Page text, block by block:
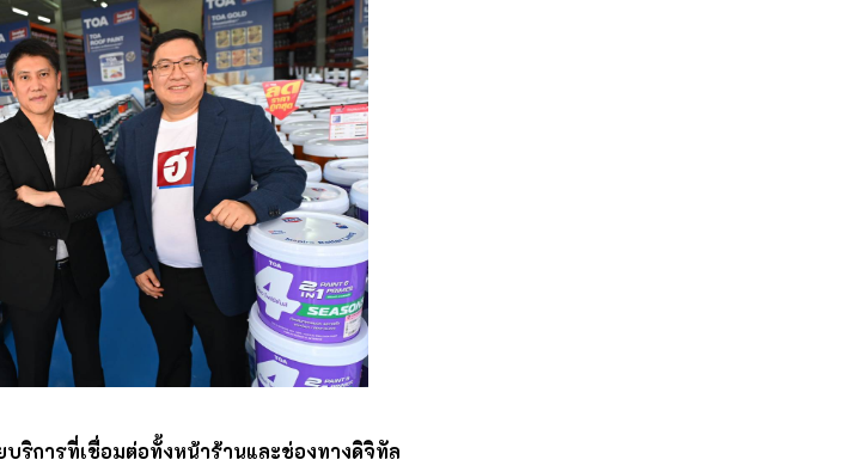
บริการที่เชื่อมต่อทั้งหน้าร้านและช่องทางดิจิทัล